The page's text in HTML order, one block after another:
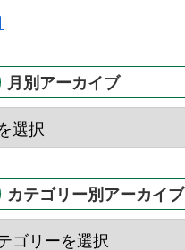
月別アーカイブ
カテゴリー別アーカイブ